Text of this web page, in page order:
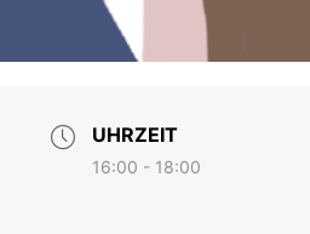
UHRZEIT
16:00 - 18:00